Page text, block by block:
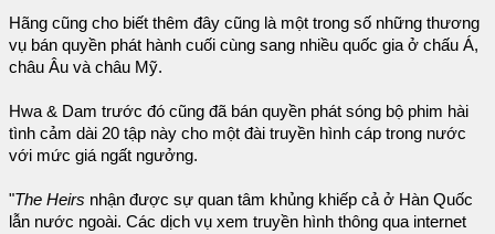
Hãng cũng cho biết thêm đây cũng là một trong số những thương
vụ bán quyền phát hành cuối cùng sang nhiều quốc gia ở chấu Á,
châu Âu và châu Mỹ.
Hwa & Dam trước đó cũng đã bán quyền phát sóng bộ phim hài
tình cảm dài 20 tập này cho một đài truyền hình cáp trong nước
với mức giá ngất ngưởng.
"The Heirs nhận được sự quan tâm khủng khiếp cả ở Hàn Quốc
lẫn nước ngoài. Các dịch vụ xem truyền hình thông qua internet